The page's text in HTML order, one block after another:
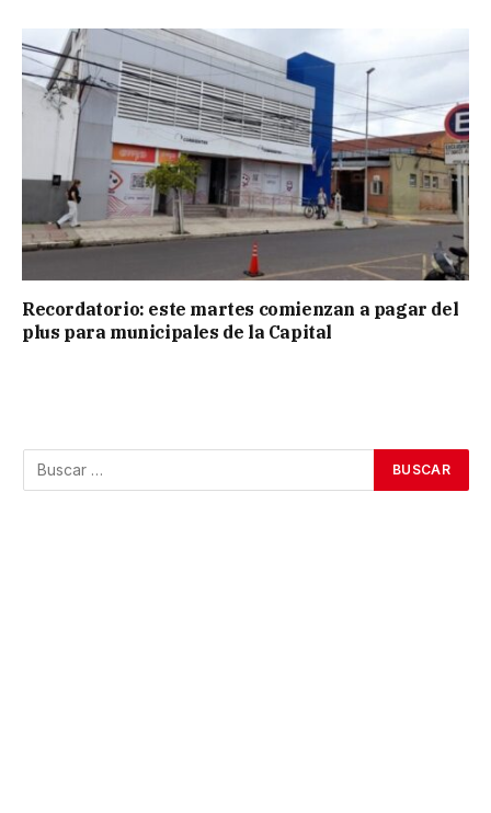
Recordatorio: este martes comienzan a pagar del
plus para municipales de la Capital